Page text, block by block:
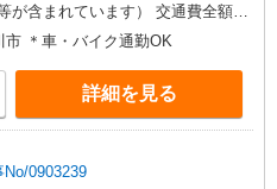
れています） 交通費全額支
市 ＊車・バイク通勤OK
詳細を見る
0903239